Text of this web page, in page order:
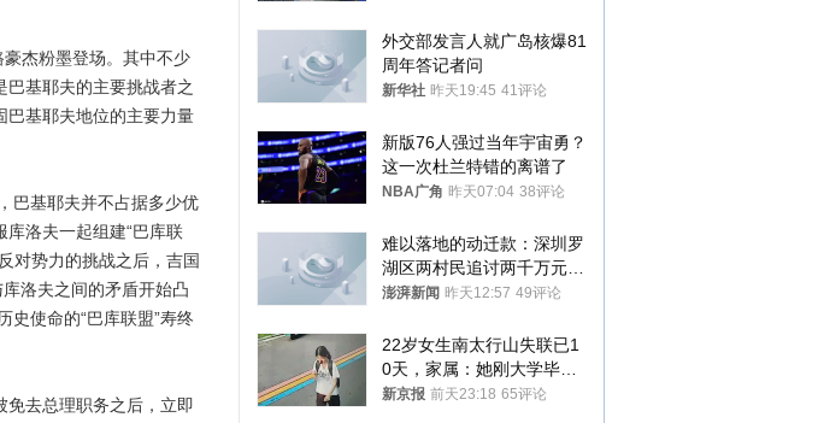
杰粉墨登场。其中不少
基耶夫的主要挑战者之
巴基耶夫地位的主要力量
基耶夫并不占据多少优
洛夫一起组建“巴库联
对势力的挑战之后，吉国
洛夫之间的矛盾开始凸
史使命的“巴库联盟”寿终
去总理职务之后，立即
外交部发言人就广岛核爆81
周年答记者问
新华社 昨天19:45 41评论
新版76人强过当年宇宙勇？
这一次杜兰特错的离谱了
NBA广角 昨天07:04 38评论
难以落地的动迁款：深圳罗
湖区两村民追讨两千万元动
迁款八年未果
澎湃新闻 昨天12:57 49评论
22岁女生南太行山失联已1
0天，家属：她刚大学毕业
想到山里旅行
新京报 前天23:18 65评论